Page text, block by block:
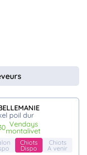
poil dur
vendays
montalivet
Chiots
Dispo
Chiots
A venir